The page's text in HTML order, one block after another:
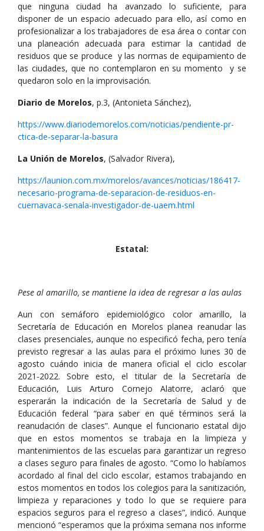
que ninguna ciudad ha avanzado lo suficiente, para
disponer de un espacio adecuado para ello, así como en
profesionalizar a los trabajadores de esa área o contar con
una planeación adecuada para estimar la cantidad de
residuos que se produce y las normas de equipamiento de
las ciudades, que no contemplaron en su momento y se
quedaron solo en la improvisación.
Diario de Morelos, p.3, (Antonieta Sánchez),
https://www.diariodemorelos.com/noticias/pendiente-pr-
ctica-de-separar-la-basura
La Unión de Morelos, (Salvador Rivera),
https://launion.com.mx/morelos/avances/noticias/186417-
necesario-programa-de-separacion-de-residuos-en-
cuernavaca-senala-investigador-de-uaem.html
Estatal:
Pese al amarillo, se mantiene la idea de regresar a las aulas
Aun con semáforo epidemiológico color amarillo, la
Secretaría de Educación en Morelos planea reanudar las
clases presenciales, aunque no especificó fecha, pero tenía
previsto regresar a las aulas para el próximo lunes 30 de
agosto cuándo inicia de manera oficial el ciclo escolar
2021-2022. Sobre esto, el titular de la Secretaría de
Educación, Luis Arturo Cornejo Alatorre, aclaró que
esperarán la indicación de la Secretaría de Salud y de
Educación federal “para saber en qué términos será la
reanudación de clases”. Aunque el funcionario estatal dijo
que en estos momentos se trabaja en la limpieza y
mantenimientos de las escuelas para garantizar un regreso
a clases seguro para finales de agosto. “Como lo habíamos
acordado al final del ciclo escolar, estamos trabajando en
estos momentos en todos los colegios para la sanitización,
limpieza y reparaciones y todo lo que se requiere para
espacios seguros para el regreso a clases”, indicó. Aunque
mencionó “esperamos que la próxima semana nos informe